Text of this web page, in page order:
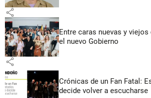
share
Entre caras nuevas y
el nuevo Gobierno
share
Crónicas de un Fan Fatal:
decide volver a escucharse